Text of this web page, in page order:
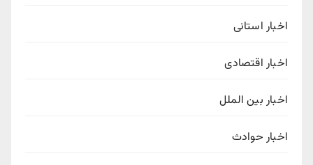
اخبار استانی
اخبار اقتصادی
اخبار بین الملل
اخبار حوادث